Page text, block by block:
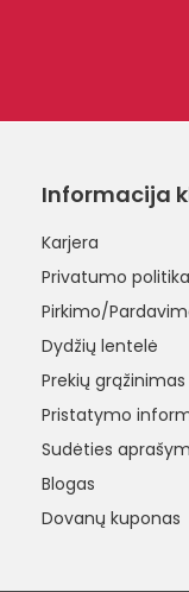
Informacija
Karjera
Privatumo politika
Pirkimo/
Dydžių lentelė
Prekių grąžinimas
Pristatymo
Sudėties
Blogas
Dovanų kuponas